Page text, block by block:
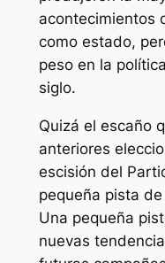
acontecimientos
como estado,
peso en la
siglo.
Quizá el escaño
anteriores
escisión del
pequeña pista
Una pequeña
nuevas